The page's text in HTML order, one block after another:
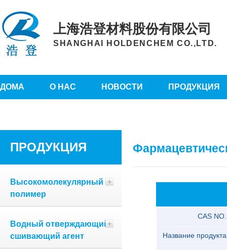
上海浩登材料股份有限公司
SHANGHAI HOLDENCHEM CO.,LTD.
ДОМА О НАС НОВОСТИ ПРОДУКЦИЯ
ПРОДУКЦИЯ
Высокомолекулярный
полимер
Водный отверждающий
сшивающий агент
CAS NO.
Название продукта